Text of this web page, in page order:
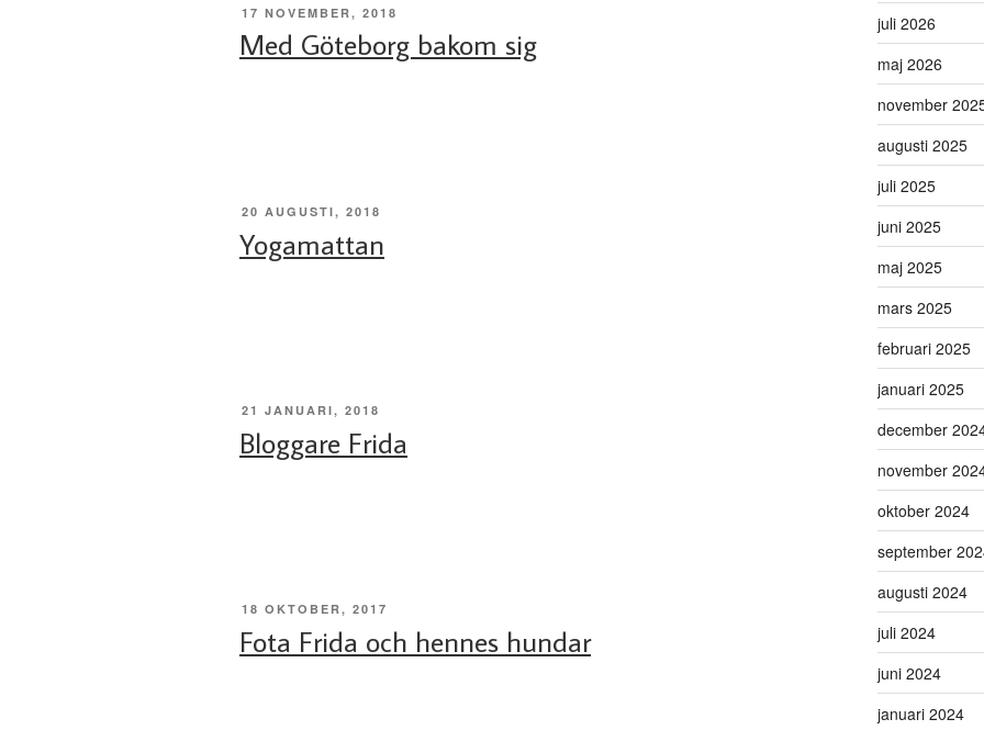
PUBLICERAT
17 NOVEMBER, 2018
Med Göteborg bakom sig
PUBLICERAT
20 AUGUSTI, 2018
Yogamattan
PUBLICERAT
21 JANUARI, 2018
Bloggare Frida
PUBLICERAT
18 OKTOBER, 2017
Fota Frida och hennes hundar
juli 2026
maj 2026
november
augusti 2025
juli 2025
juni 2025
maj 2025
mars 2025
februari 2025
januari 2025
december
november
oktober 2024
september
augusti 2024
juli 2024
juni 2024
januari 2024